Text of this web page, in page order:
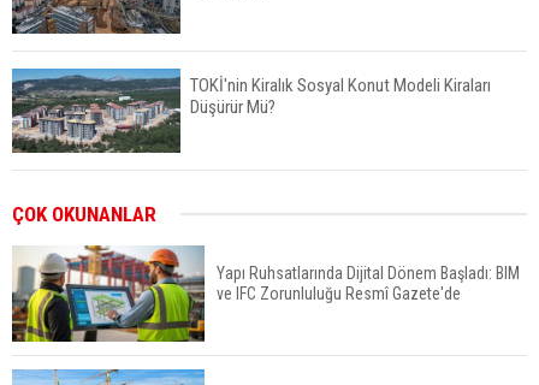
TOKİ'nin Kiralık Sosyal Konut Modeli Kiraları
Düşürür Mü?
Konut Satışları Güçlü Seyrini Korudu Yabancıya
Satış Geriledi
ÇOK OKUNANLAR
Yapı Ruhsatlarında Dijital Dönem Başladı: BIM
ve IFC Zorunluluğu Resmî Gazete'de